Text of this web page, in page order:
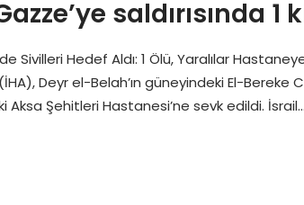
saldırısında
Sivilleri Hedef Aldı: 1 Ölü, Yaralılar
Deyr el-Belah’ın güneyindeki El-Bereke
Aksa Şehitleri Hastanesi’ne sevk edildi. İsrail…